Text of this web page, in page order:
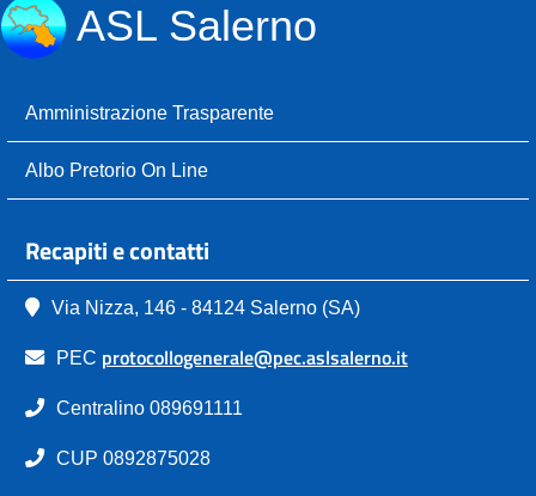
ASL Salerno
Amministrazione Trasparente
Albo Pretorio On Line
Recapiti e contatti
Via Nizza, 146 - 84124 Salerno (SA)
PEC protocollogenerale@pec.aslsalerno.it
Centralino 089691111
CUP 0892875028